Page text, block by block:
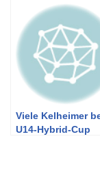
Viele Kelheimer
U14-Hybrid-Cup